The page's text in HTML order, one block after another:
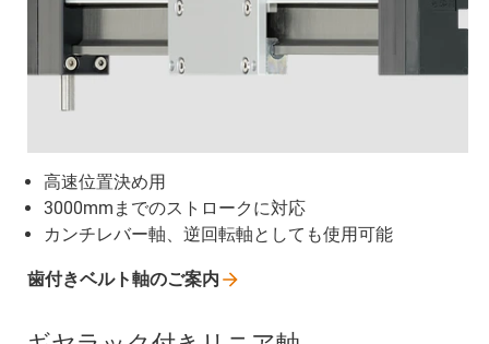
高速位置決め用
3000mmまでのストロークに対応
カンチレバー軸、逆回転軸としても使用可能
歯付きベルト軸のご案内